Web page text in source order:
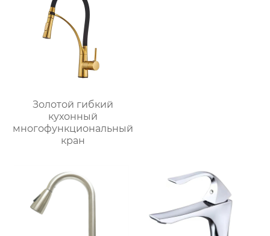
Золотой гибкий
кухонный
многофункциональный
кран